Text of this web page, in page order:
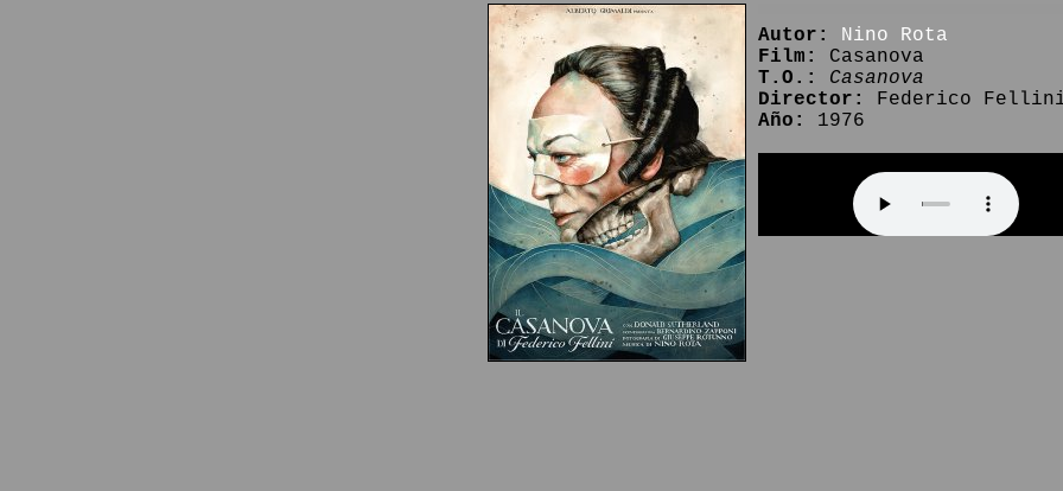
Autor:
Nino Rota
Film:
Casanova
T.O.:
Casanova
Director:
Federico
Año:
1976